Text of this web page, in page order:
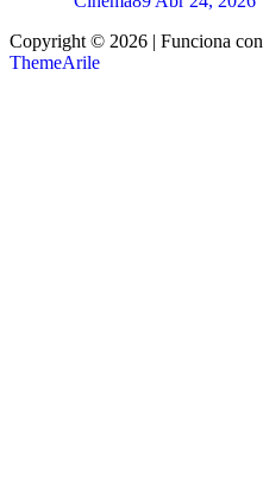
Copyright © 2026 | Funciona con
ThemeArile